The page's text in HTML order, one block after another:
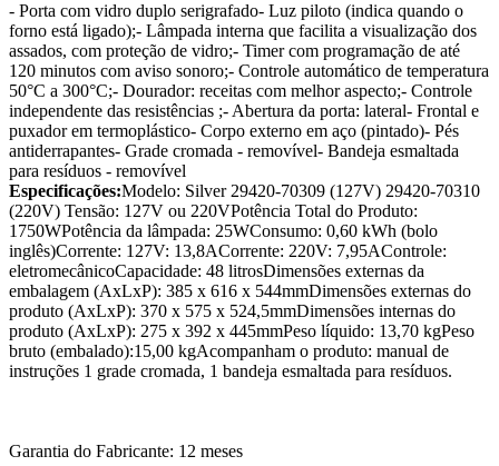
- Porta com vidro duplo serigrafado- Luz piloto (indica quando o
forno está ligado);- Lâmpada interna que facilita a visualização dos
assados, com proteção de vidro;- Timer com programação de até
120 minutos com aviso sonoro;- Controle automático de temperatura
50°C a 300°C;- Dourador: receitas com melhor aspecto;- Controle
independente das resistências ;- Abertura da porta: lateral- Frontal e
puxador em termoplástico- Corpo externo em aço (pintado)- Pés
antiderrapantes- Grade cromada - removível- Bandeja esmaltada
para resíduos - removível
Especificações:Modelo: Silver 29420-70309 (127V) 29420-70310
(220V) Tensão: 127V ou 220VPotência Total do Produto:
1750WPotência da lâmpada: 25WConsumo: 0,60 kWh (bolo
inglês)Corrente: 127V: 13,8ACorrente: 220V: 7,95AControle:
eletromecânicoCapacidade: 48 litrosDimensões externas da
embalagem (AxLxP): 385 x 616 x 544mmDimensões externas do
produto (AxLxP): 370 x 575 x 524,5mmDimensões internas do
produto (AxLxP): 275 x 392 x 445mmPeso líquido: 13,70 kgPeso
bruto (embalado):15,00 kgAcompanham o produto: manual de
instruções 1 grade cromada, 1 bandeja esmaltada para resíduos.
Garantia do Fabricante: 12 meses